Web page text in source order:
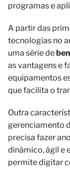
programas e
A partir das
tecnologias no
uma série de
as vantagens e
equipamentos
que facilita o
Outra
gerenciamento
precisa fazer
dinâmico, ágil e
permite digitar